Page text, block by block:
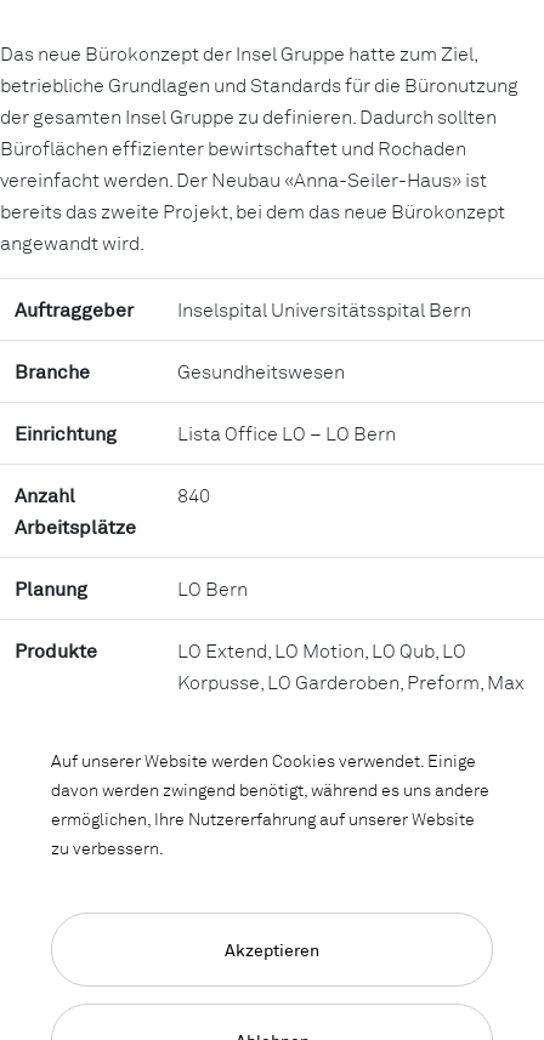
Das neue Bürokonzept der Insel Gruppe hatte zum Ziel,
betriebliche Grundlagen und Standards für die Büronutzung
der gesamten Insel Gruppe zu definieren. Dadurch sollten
Büroflächen effizienter bewirtschaftet und Rochaden
vereinfacht werden. Der Neubau «Anna-Seiler-Haus» ist
bereits das zweite Projekt, bei dem das neue Bürokonzept
angewandt wird.
Auftraggeber Inselspital Universitätsspital Bern
Branche Gesundheitswesen
Einrichtung Lista Office LO – LO Bern
Anzahl
Arbeitsplätze
840
Planung LO Bern
Produkte
LO Extend, LO Motion, LO Qub, LO
Korpusse, LO Garderoben, Preform, Max
Lista Office LO aus.»
Auf unserer Website werden Cookies verwendet. Einige
davon werden zwingend benötigt, während es uns andere
ermöglichen, Ihre Nutzererfahrung auf unserer Website
zu verbessern.
Akzeptieren